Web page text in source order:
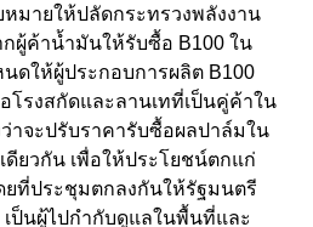
มายให้ปลัดกระทรวงพลังงาน
ผู้ค้าน้ำมันให้รับซื้อ B100 ใน
ดให้ผู้ประกอบการผลิต B100
โรงสกัดและลานเทที่เป็นคู่ค้าใน
าจะปรับราคารับซื้อผลปาล์มใน
ยวกัน เพื่อให้ประโยชน์ตกแก่
ยที่ประชุมตกลงกันให้รัฐมนตรี
เป็นผู้ไปกำกับดูแลในพื้นที่และ